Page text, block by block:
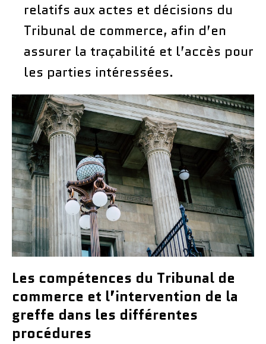
relatifs aux actes et décisions du
Tribunal de commerce, afin d’en
assurer la traçabilité et l’accès pour
les parties intéressées.
Les compétences du Tribunal de
commerce et l’intervention de la
greffe dans les différentes
procédures